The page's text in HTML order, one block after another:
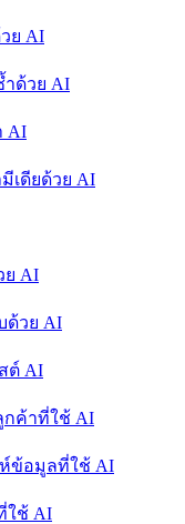
ย AI
ำด้วย AI
AI
เดียด้วย AI
ย AI
ด้วย AI
ต์ AI
กค้าที่ใช้ AI
ห์ข้อมูลที่ใช้ AI
ใช้ AI